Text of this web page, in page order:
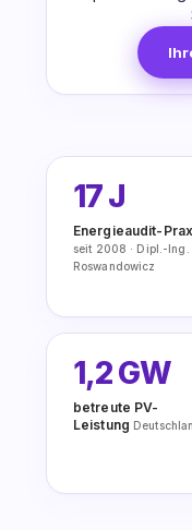
17 J
Energieaudit-
seit 2008 · Dipl.-Ing.
Roswandowicz
1,2 GW
betreute PV-
Leistung